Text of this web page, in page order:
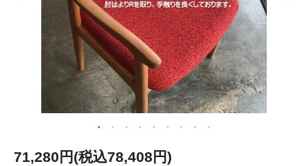
71,280円(税込78,408円)